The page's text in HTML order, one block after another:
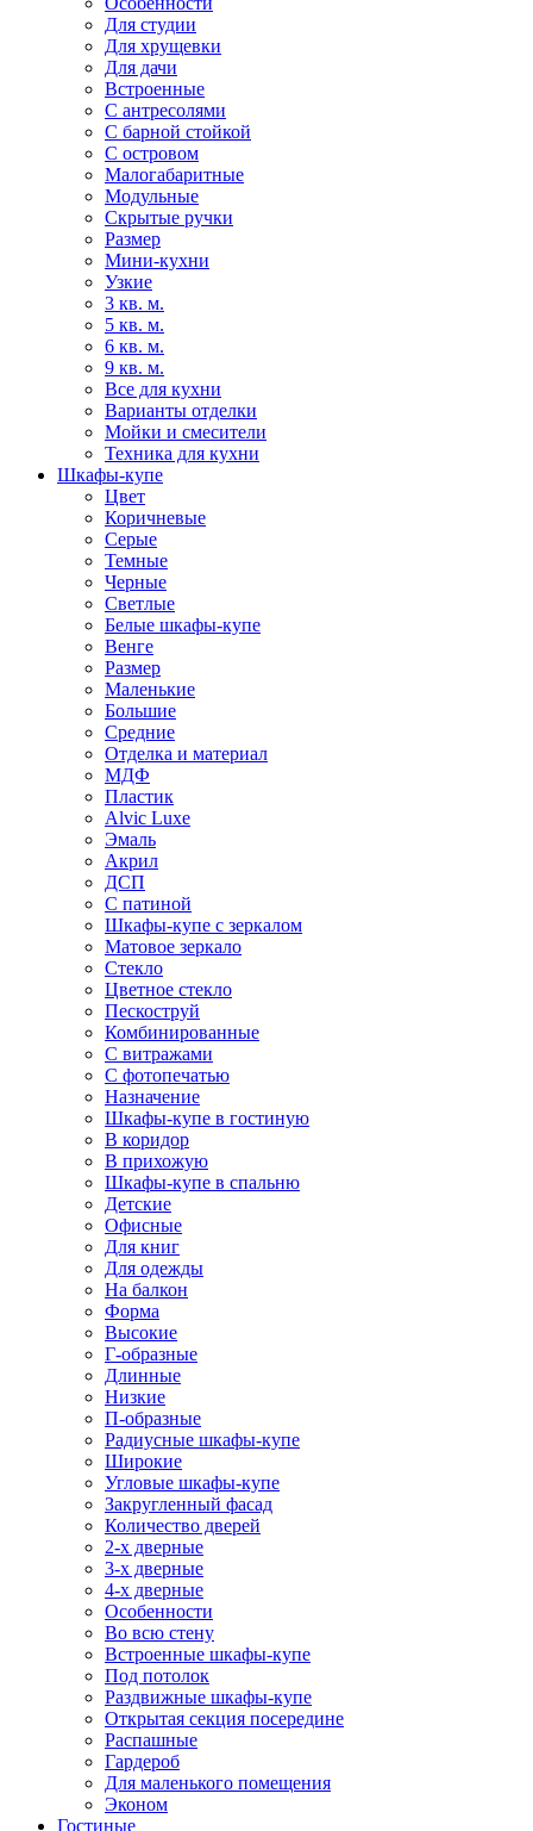
Для студии
Для хрущевки
Для дачи
Встроенные
С антресолями
С барной стойкой
С островом
Малогабаритные
Модульные
Скрытые ручки
Размер
Мини-кухни
Узкие
3 кв. м.
5 кв. м.
6 кв. м.
9 кв. м.
Все для кухни
Варианты отделки
Мойки и смесители
Техника для кухни
Шкафы-купе
Цвет
Коричневые
Серые
Темные
Черные
Светлые
Белые шкафы-купе
Венге
Размер
Маленькие
Большие
Средние
Отделка и материал
МДФ
Пластик
Alvic Luxe
Эмаль
Акрил
ДСП
С патиной
Шкафы-купе с зеркалом
Матовое зеркало
Стекло
Цветное стекло
Пескоструй
Комбинированные
С витражами
С фотопечатью
Назначение
Шкафы-купе в гостиную
В коридор
В прихожую
Шкафы-купе в спальню
Детские
Офисные
Для книг
Для одежды
На балкон
Форма
Высокие
Г-образные
Длинные
Низкие
П-образные
Радиусные шкафы-купе
Широкие
Угловые шкафы-купе
Закругленный фасад
Количество дверей
2-х дверные
3-х дверные
4-х дверные
Особенности
Во всю стену
Встроенные шкафы-купе
Под потолок
Раздвижные шкафы-купе
Открытая секция посередине
Распашные
Гардероб
Для маленького помещения
Эконом
Гостиные